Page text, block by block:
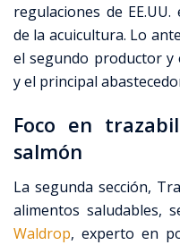
regulaciones de
de la acuicultura. Lo
el segundo productor y
y el principal
Foco en
salmón
La segunda sección,
alimentos saludables,
Waldrop, experto en